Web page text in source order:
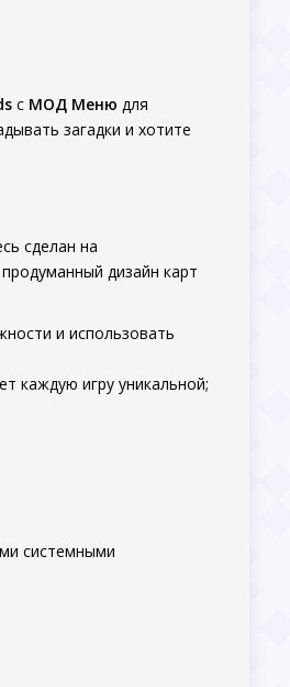
с МОД Меню для
загадки и хотите
сделан на
дизайн карт
и использовать
каждую игру уникальной;
системными